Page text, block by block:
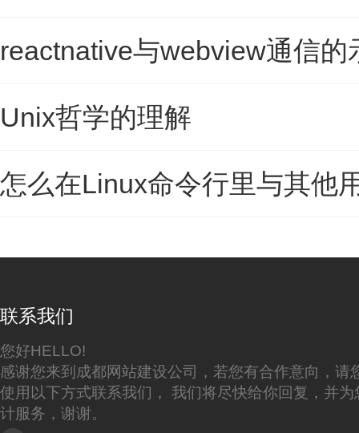
reactnative与webview通信的
Unix哲学的理解
怎么在Linux命令行里与其他
联系我们
您好HELLO!
感谢您来到成都网站建设公司，若您有合作意向，请
使用以下方式联系我们， 我们将尽快给你回复，并
计服务，谢谢。